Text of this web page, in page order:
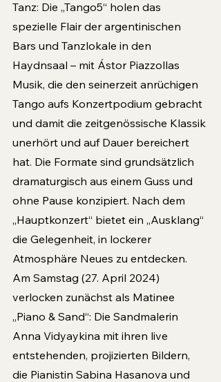
Tanz: Die „Tango5“ holen das
spezielle Flair der argentinischen
Bars und Tanzlokale in den
Haydnsaal – mit Ástor Piazzollas
Musik, die den seinerzeit anrüchigen
Tango aufs Konzertpodium gebracht
und damit die zeitgenössische Klassik
unerhört und auf Dauer bereichert
hat. Die Formate sind grundsätzlich
dramaturgisch aus einem Guss und
ohne Pause konzipiert. Nach dem
„Hauptkonzert“ bietet ein „Ausklang“
die Gelegenheit, in lockerer
Atmosphäre Neues zu entdecken.
Am Samstag (27. April 2024)
verlocken zunächst als Matinee
„Piano & Sand“: Die Sandmalerin
Anna Vidyaykina mit ihren live
entstehenden, projizierten Bildern,
die Pianistin Sabina Hasanova und